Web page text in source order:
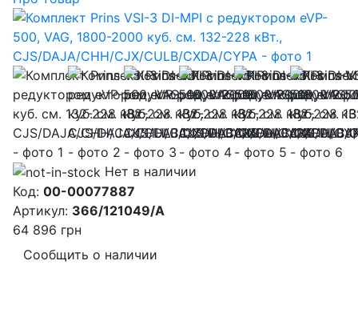
Нет в наличии
Код: 00-00077887
Артикул: 366/121049/A
64 896 грн
Cообщить о наличии